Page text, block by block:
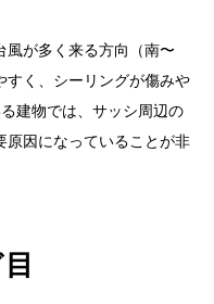
風が多く来る方向（南〜
すく、シーリングが傷みや
建物では、サッシ周辺の
原因になっていることが非